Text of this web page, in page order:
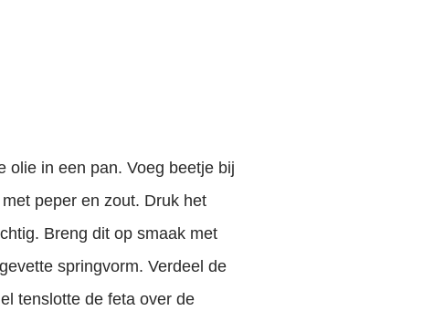
olie in een pan. Voeg beetje bij
peper en zout. Druk het
Breng dit op smaak met
springvorm. Verdeel de
tenslotte de feta over de